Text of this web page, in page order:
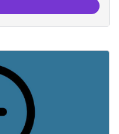
de rebuda de demandes